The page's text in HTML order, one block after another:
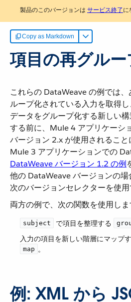
製品のこのバージョンは サービス終了に
Copy as Markdown
項目の再グル
これらの DataWeave の例では
ループ化されている入力を取得
データをグループ化する新しい
する前に、Mule 4 アプリケーシ
バージョン 2.x が使用されること
Mule 3 アプリケーションでの
DataWeave バージョン 1.2 の例
他の DataWeave バージョンの
次のバージョンセレクターを使用
両方の例で、次の関数を使用しま
subject ​ で項目を整理する ​
入力の項目を新しい階層にマップす
map ​。
例: XML から